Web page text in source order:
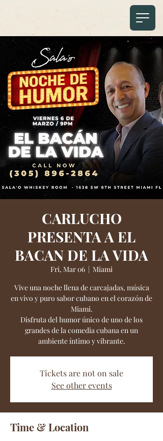
CARLUCHO
PRESENTA A EL
BACAN DE LA VIDA
Fri, Mar 06
  |
Miami
Vive una noche llena de carcajadas, música
en vivo y puro sabor cubano en el corazón de
Miami.
Disfruta del humor único de uno de los
grandes de la comedia cubana en un
ambiente íntimo y vibrante.
Tickets are not on sale
See other events
Time & Location